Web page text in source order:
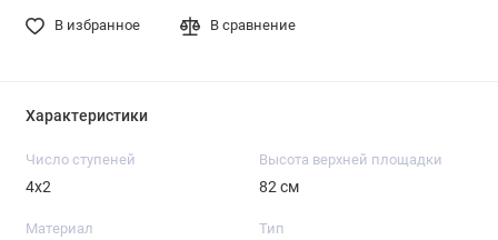
В избранное В сравнение
Характеристики
Число ступеней
4х2
Высота верхней площадки
82 см
Материал Тип